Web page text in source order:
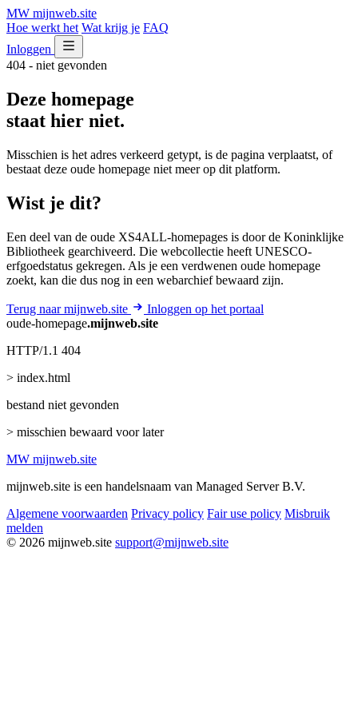
MW mijnweb.site
Hoe werkt het Wat krijg je FAQ
Inloggen
404 - niet gevonden
Deze homepage
staat hier niet.
Misschien is het adres verkeerd getypt, is de pagina verplaatst, of
bestaat deze oude homepage niet meer op dit platform.
Wist je dit?
Een deel van de oude XS4ALL-homepages is door de Koninklijke
Bibliotheek gearchiveerd. Die webcollectie heeft UNESCO-
erfgoedstatus gekregen. Als je een verdwenen oude homepage
zoekt, kan die dus nog in een webarchief bewaard zijn.
Terug naar mijnweb.site
Inloggen op het portaal
oude-homepage.mijnweb.site
HTTP/1.1 404
> index.html
bestand niet gevonden
> misschien bewaard voor later
MW mijnweb.site
mijnweb.site is een handelsnaam van Managed Server B.V.
Algemene voorwaarden Privacy policy Fair use policy Misbruik
melden
© 2026 mijnweb.site support@mijnweb.site